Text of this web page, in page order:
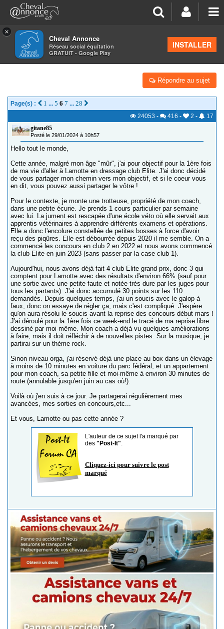
×
Cheval Annonce
Réseau social équitation
GRATUIT - Google Play
INSTALLER
>Concours cheval
EN ROUTE VERS LAMOTTE 2024
Répondre au sujet
Page(s) : 1 ... 5 6 7 ... 28
24053 - 416 - 2 -
17
gitane85
Posté le 29/01/2024 à 10h57
Hello tout le monde,
Cette année, malgré mon âge "mûr", j'ai pour objectif pour la 1ère fois
de ma vie d'aller à Lamotte en dressage club Elite. J'ai donc décidé
de vous partager mon chemin vers mon objectif, et si le coeur vous
en dit, vous pouvez aussi partager le vôtre !
Pour le contexte, je monte une trotteuse, propriété de mon coach,
dans une petite écurie. Je prends 1 cours particulier par semaine
avec lui. La jument est rescapée d'une école véto où elle servait aux
apprentis vétérinaires à apprendre différents examens et opérations.
Elle a donc l'encolure constellée de petites bosses à force d'avoir
reçu des piqûres. Elle est débourrée depuis 2020 il me semble. On a
commencé les concours en club 2 en 2022 et nous avons commencé
la club Elite en juin 2023 (sans passer par la case club 1).
Aujourd'hui, nous avons déjà fait 4 club Elite grand prix, donc 3 qui
comptent pour Lamotte avec des résultats d'environ 66% (sauf pour
une sortie avec une petite faute et notée très dure par les juges pour
tous les partants). J'ai donc accumulé 30 points sur les 110
demandés. Depuis quelques temps, j'ai un soucis avec le galop à
faux, donc on essaye de régler ça, mais c'est compliqué. J'espère
qu'on aura résolu le soucis avant la reprise des concours début mars !
J'ai déroulé pour la 1ère fois ce week-end le tracé de ma reprise libre
dessiné par moi-même. Mon coach a déjà vu quelques améliorations
à faire, mais il doit réfléchir à de nouvelles pistes. Sur la musique, je
partirai sur un thème rock.
Sinon niveau orga, j'ai réservé déjà une place au box dans un élevage
à moins de 10 minutes en voiture du parc fédéral, et un appartement
pour mon coach, sa petite fille et moi-même à environ 30 minutes de
route (annulable jusqu'en juin au cas où!).
Voilà où j'en suis à ce jour. Je partagerai régulièrement mes
avancées, mes sorties en concours,etc...
Et vous, Lamotte ou pas cette année ?
L'auteur de ce sujet l'a marqué par
des "Post-It".
Cliquez-ici pour suivre le post
marqué